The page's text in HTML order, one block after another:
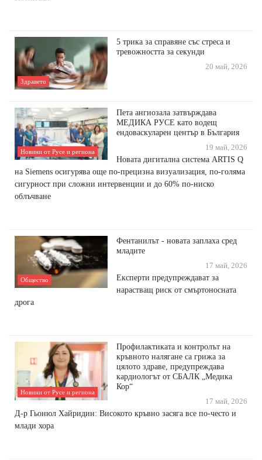
Здравето
5 трика за справяне със стреса и
трeвожността за секунди
20 май, 2026
Новини от Русе и региона
Пета ангиозала затвърждава
МЕДИКА РУСЕ като водещ
ендоваскуларен център в България
19 май, 2026
Новата дигитална система ARTIS Q
на Siemens осигурява още по-прецизна визуализация, по-голяма
сигурност при сложни интервенции и до 60% по-ниско
облъчване
Общество
Фентанилът - новата заплаха сред
младите
17 май, 2026
Експерти предупреждават за
нарастващ риск от смъртоносната
дрога
Новини от Русе и региона
Профилактиката и контролът на
кръвното налягане са грижа за
цялото здраве, предупреждава
кардиологът от СБАЛК „Медика
Кор“
17 май, 2026
Д-р Гьонюл Хайридин: Високото кръвно засяга все по-често и
млади хора